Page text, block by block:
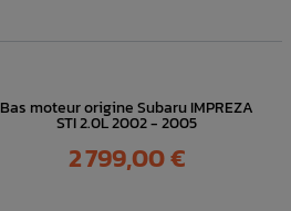
Bas moteur origine Subaru IMPREZA
STI 2.0L 2002 - 2005
Prix
2 799,00 €